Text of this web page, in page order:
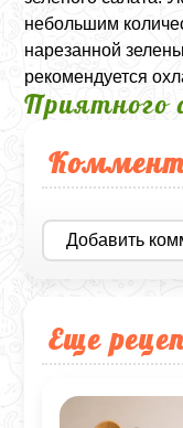
небольшим
нарезанной
рекомендуется
Приятного
Добавить
Еще